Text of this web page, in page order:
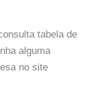
tabela de
alguma
no site